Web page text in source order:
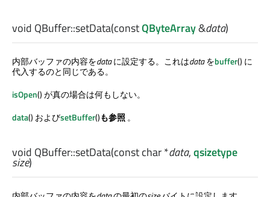
void QBuffer::setData(constQByteArray&data)
内部バッファの内容をdataに設定する。これはdataをbuffer() に
代入するのと同じである。
isOpen() が真の場合は何もしない。
data() およびsetBuffer()も参照。
void QBuffer::setData(constchar*data,qsizetype
size)